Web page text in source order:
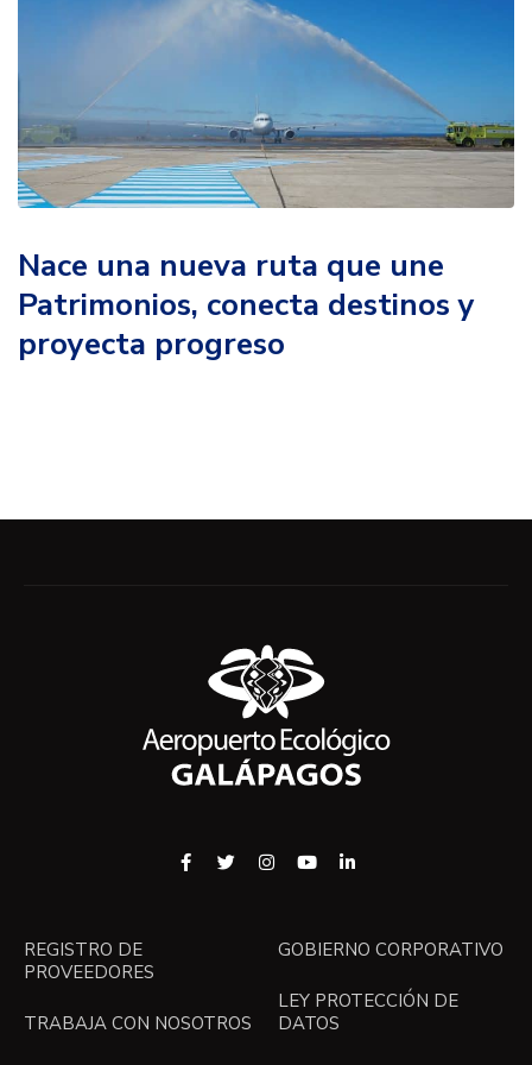
Nace una nueva ruta que une
Patrimonios, conecta destinos y
proyecta progreso
REGISTRO DE
PROVEEDORES
TRABAJA CON NOSOTROS
GOBIERNO CORPORATIVO
LEY PROTECCIÓN DE
DATOS